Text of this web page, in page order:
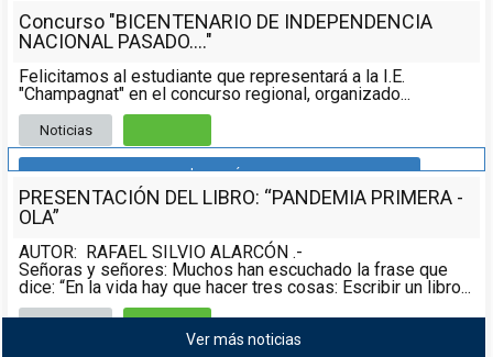
Concurso "BICENTENARIO DE INDEPENDENCIA
NACIONAL PASADO...."
Felicitamos al estudiante que representará a la I.E.
"Champagnat" en el concurso regional, organizado...
Noticias
Leer más
PRESENTACIÓN DEL LIBRO: “PANDEMIA PRIMERA -
OLA”
AUTOR: RAFAEL SILVIO ALARCÓN .-
Señoras y señores: Muchos han escuchado la frase que
dice: “En la vida hay que hacer tres cosas: Escribir un libro...
Ver más noticias